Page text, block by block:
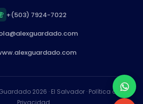
+(503) 7924-7022
2026 · El Salvador · Política de
Privacidad